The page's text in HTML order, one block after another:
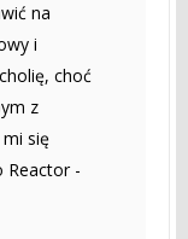
na
i
choć
z
się
Reactor -